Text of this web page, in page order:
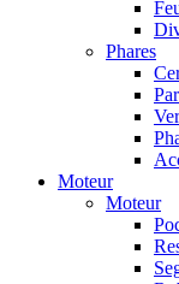
Phares
Moteur
Moteur